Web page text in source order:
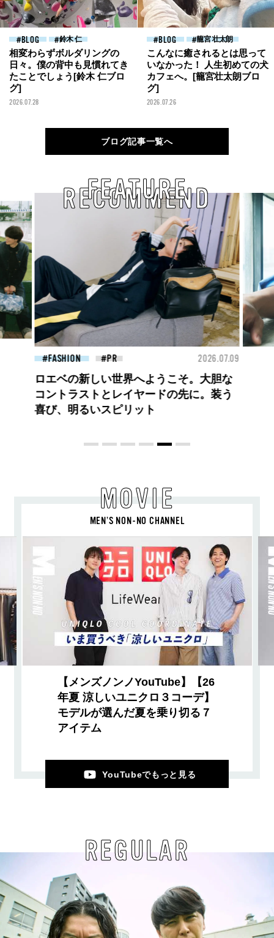
BLOG 鈴木 仁
相変わらずボルダリングの
日々。僕の背中も見慣れてき
たことでしょう[鈴木 仁ブロ
グ]
2026.07.28
BLOG 籠宮 壮太朗
こんなに癒されるとは思って
いなかった！ 人生初めての犬
カフェへ。[籠宮壮太朗ブロ
グ]
2026.07.26
ブログ記事一覧へ
RECOMMEND
FEATURE
FASHION
ベの新しい世界へようこそ。大胆な
トラストとレイヤードの先に。装う
、明るいスピリット
BEAUTY
MOVIE
MEN’S NON-NO CHANNEL
【メンズノンノYouTube】【26
年夏 涼しいユニクロ３コーデ】
モデルが選んだ夏を乗り切る７
アイテム
YouTubeでもっと見る
REGULAR